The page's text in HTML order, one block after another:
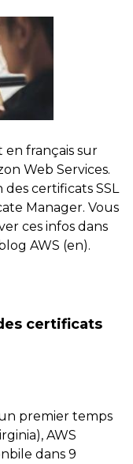
en français sur
Web Services.
certificats SSL
Manager. Vous
ces infos dans
AWS (en).
certificats
un premier temps
AWS
dans 9